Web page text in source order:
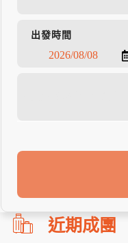
出發時間
刪!!
近期成團